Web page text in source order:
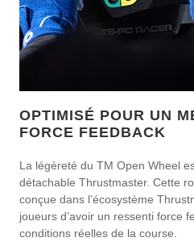
OPTIMISÉ POUR UN
FORCE FEEDBACK
La légèreté du TM Open Wheel
détachable Thrustmaster. Cette
conçue dans l’écosystème
joueurs d’avoir un ressenti force
conditions réelles de la course.